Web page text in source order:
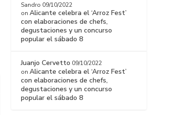
Sandro 09/10/2022
onAlicante celebra el ‘Arroz Fest’
con elaboraciones de chefs,
degustaciones y un concurso
popular el sábado 8
Juanjo Cervetto 09/10/2022
onAlicante celebra el ‘Arroz Fest’
con elaboraciones de chefs,
degustaciones y un concurso
popular el sábado 8